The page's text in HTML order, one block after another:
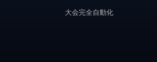
大会完全自動化